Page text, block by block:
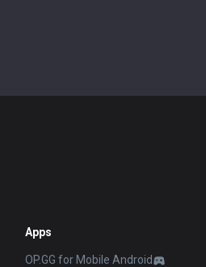
Apps
OP.GG for Mobile Android